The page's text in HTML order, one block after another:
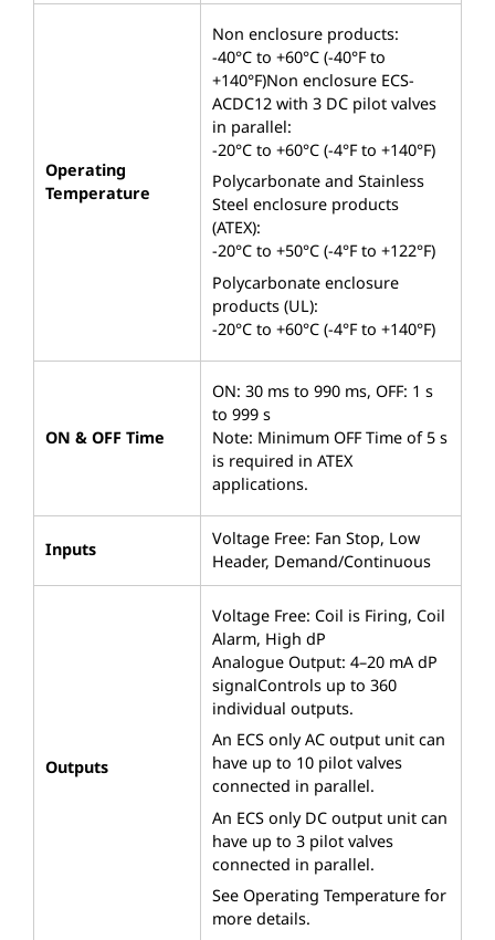
Operating
Temperature
Non enclosure products:
−40°C to +60°C (−40°F to
+140°F)Non enclosure ECS-
ACDC12 with 3 DC pilot valves
in parallel:
−20°C to +60°C (−4°F to +140°F)
Polycarbonate and Stainless
Steel enclosure products
(ATEX):
−20°C to +50°C (−4°F to +122°F)
Polycarbonate enclosure
products (UL):
−20°C to +60°C (−4°F to +140°F)
ON & OFF Time
ON: 30 ms to 990 ms, OFF: 1 s
to 999 s
Note: Minimum OFF Time of 5 s
is required in ATEX
applications.
Inputs
Voltage Free: Fan Stop, Low
Header, Demand/Continuous
Outputs
Voltage Free: Coil is Firing, Coil
Alarm, High dP
Analogue Output: 4–20 mA dP
signalControls up to 360
individual outputs.
An ECS only AC output unit can
have up to 10 pilot valves
connected in parallel.
An ECS only DC output unit can
have up to 3 pilot valves
connected in parallel.
See Operating Temperature for
more details.